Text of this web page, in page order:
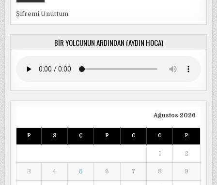
Şifremi Unuttum
BIR YOLCUNUN ARDINDAN (AYDIN HOCA)
Ağustos 2026
P S Ç P C C P
1 2
3 4 5 6 7 8 9